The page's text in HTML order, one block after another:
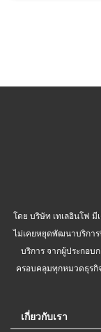
โดย บริษัท เทเลอินโฟ มี
ไม่เคยหยุดพัฒนาบริกา
บริการ จากผู้ประกอบ
ครอบคลุมทุกหมวดธุรกิ
เกี่ยวกับเรา